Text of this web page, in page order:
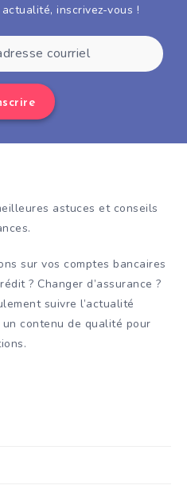
inscrivez-vous !
astuces et conseils
sur vos comptes bancaires
? Changer d’assurance ?
suivre l’actualité
contenu de qualité pour